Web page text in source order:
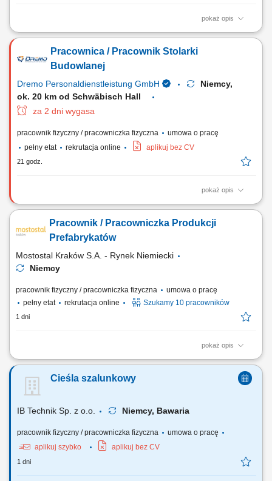
pokaż opis
Montaż nowoczesnych szalunków oraz systemów deskowań
budownictwa ogólnego. Współudział w procesach związanych z
przygotowywaniem zbrojeń i zalewaniem elementów betonem.
Pracownica / Pracownik Stolarki
Budowlanej
Dremo Personaldienstleistung GmbH
Niemcy,
ok. 20 km od Schwäbisch Hall
za 2 dni wygasa
pracownik fizyczny / pracowniczka fizyczna
umowa o pracę
pełny etat
rekrutacja online aplikuj bez CV
21 godz.
pokaż opis
Zakres obowiązków: Wykonywanie oraz montaż drewnianych schodów;
oraz okładzin; Montaż okien w przygotowanych konstrukcjach
ściennych; Obsługa maszyn i urządzeń stolarskich; Obróbka oraz
Pracownik / Pracowniczka Produkcji
Prefabrykatów
Mostostal Kraków S.A. - Rynek Niemiecki
Niemcy
pracownik fizyczny / pracowniczka fizyczna
umowa o pracę
pełny etat
rekrutacja online Szukamy 10 pracowników
1 dni
pokaż opis
Opis stanowiska: Przygotowywanie szalunków do kolejnego procesu
produkcyjnego. Umieszczanie zbrojenia oraz elementów montażowych
w formach. Wsparcie procesu betonowania, w tym zagęszczanie
mieszanki betonowej. Wyrównywanie powierzchni betonu oraz kontrola
Cieśla szalunkowy
IB Technik Sp. z o.o. Niemcy, Bawaria
pracownik fizyczny / pracowniczka fizyczna
umowa o pracę
aplikuj szybko
aplikuj bez CV
1 dni